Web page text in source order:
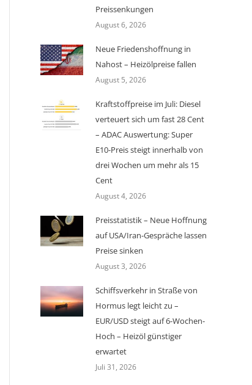
Preissenkungen
August 6, 2026
Neue Friedenshoffnung in
Nahost – Heizölpreise fallen
August 5, 2026
Kraftstoffpreise im Juli: Diesel
verteuert sich um fast 28 Cent
– ADAC Auswertung: Super
E10-Preis steigt innerhalb von
drei Wochen um mehr als 15
Cent
August 4, 2026
Preisstatistik – Neue Hoffnung
auf USA/Iran-Gespräche lassen
Preise sinken
August 3, 2026
Schiffsverkehr in Straße von
Hormus legt leicht zu –
EUR/USD steigt auf 6-Wochen-
Hoch – Heizöl günstiger
erwartet
Juli 31, 2026